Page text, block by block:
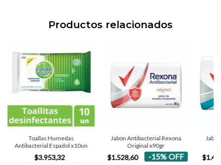
Productos relacionados
Toallas Humedas
Antibacterial Espadol x10un
$3.953,32
Jabon Antibacterial Rexona
Original x90gr
$1.528,60 -15% OFF